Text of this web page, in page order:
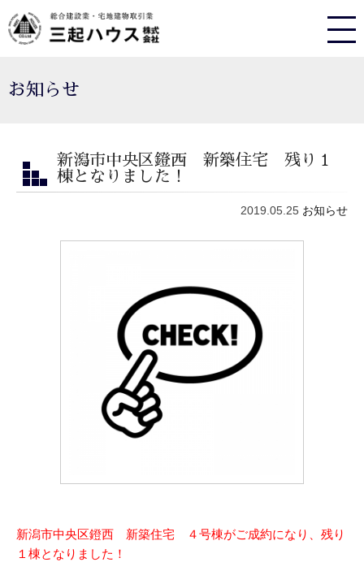
お知らせ
新潟市中央区鐙西 新築住宅 残り１
棟となりました！
2019.05.25 お知らせ
新潟市中央区鐙西 新築住宅 ４号棟がご成約になり、残り
１棟となりました！